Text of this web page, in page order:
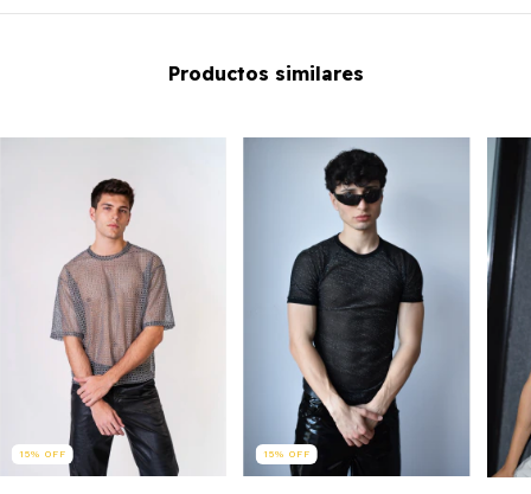
Productos similares
15% OFF 15% OFF